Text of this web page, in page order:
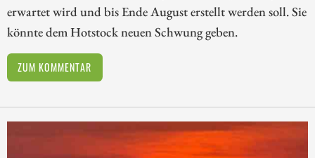
erwartet wird und bis Ende August erstellt werden soll. Sie
könnte dem Hotstock neuen Schwung geben.
ZUM KOMMENTAR